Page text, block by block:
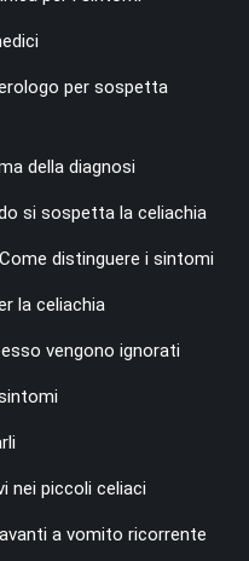
per sospetta
della diagnosi
si sospetta la celiachia
distinguere i sintomi
la celiachia
vengono ignorati
nei piccoli celiaci
a vomito ricorrente